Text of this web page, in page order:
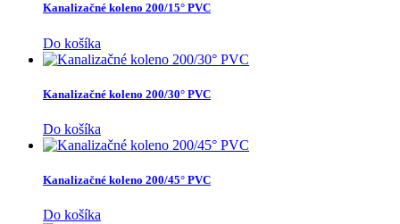
Kanalizačné koleno 200/15° PVC
Do košíka
Kanalizačné koleno 200/30° PVC
Do košíka
Kanalizačné koleno 200/45° PVC
Do košíka